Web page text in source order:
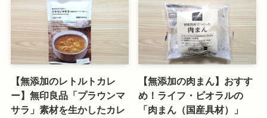
【無添加のレトルトカレ
ー】無印良品「プラウンマ
サラ」素材を生かしたカレ
【無添加の肉まん】おすす
め！ライフ・ビオラルの
「肉まん（国産具材）」